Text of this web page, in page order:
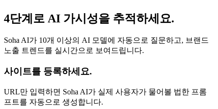
4단계로 AI 가시성을 추적하세요.
Soha AI가 10개 이상의 AI 모델에 자동으로 질문하고, 브랜드
노출 트렌드를 실시간으로 보여드립니다.
사이트를 등록하세요.
URL만 입력하면 Soha AI가 실제 사용자가 물어볼 법한 프롬
프트를 자동으로 생성합니다.